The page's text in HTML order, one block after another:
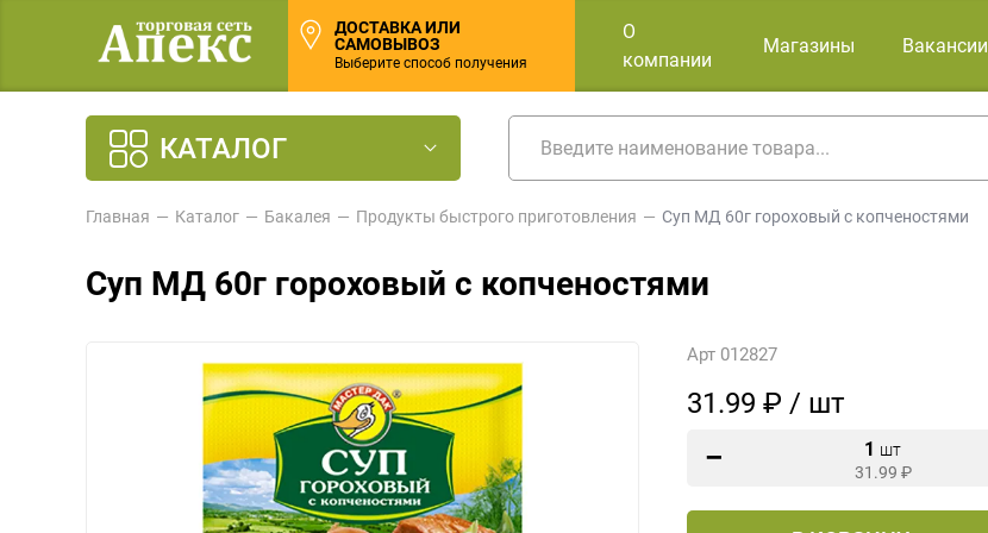
ДОСТАВКА ИЛИ
САМОВЫВОЗ
Выберите способ получения
О
компании
Магазины Вакансии
КАТАЛОГ
Главная Каталог Бакалея Продукты быстрого приготовления Суп МД 60г гороховый с копченостями
Суп МД 60г гороховый с копченостями
Арт 012827
31.99 ₽ / шт
1 шт
31.99 ₽